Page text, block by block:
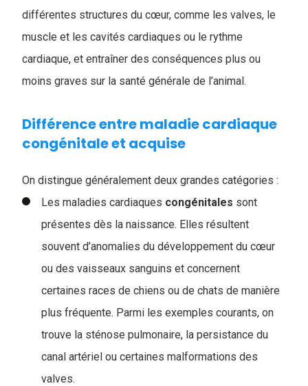
différentes structures du cœur, comme les valves, le
muscle et les cavités cardiaques ou le rythme
cardiaque, et entraîner des conséquences plus ou
moins graves sur la santé générale de l’animal.
Différence entre maladie cardiaque
congénitale et acquise
​​On distingue généralement deux grandes catégories :
Les maladies cardiaques congénitales sont
présentes dès la naissance. Elles résultent
souvent d’anomalies du développement du cœur
ou des vaisseaux sanguins et concernent
certaines races de chiens ou de chats de manière
plus fréquente. Parmi les exemples courants, on
trouve la sténose pulmonaire, la persistance du
canal artériel ou certaines malformations des
valves.